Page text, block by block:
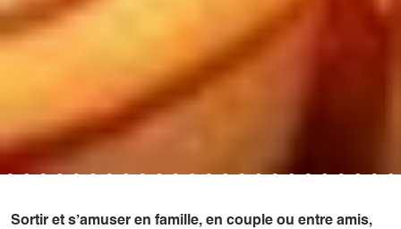
Sortir et s’amuser en famille, en couple ou entre amis,